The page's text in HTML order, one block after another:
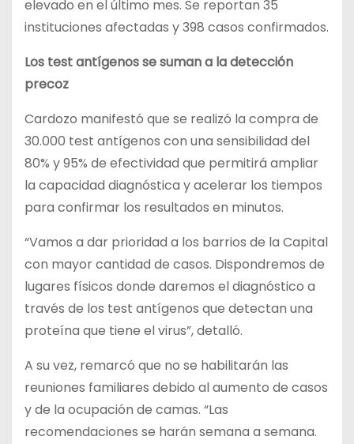
elevado en el último mes. Se reportan 35
instituciones afectadas y 398 casos confirmados.
Los test antígenos se suman a la detección
precoz
Cardozo manifestó que se realizó la compra de
30.000 test antígenos con una sensibilidad del
80% y 95% de efectividad que permitirá ampliar
la capacidad diagnóstica y acelerar los tiempos
para confirmar los resultados en minutos.
“Vamos a dar prioridad a los barrios de la Capital
con mayor cantidad de casos. Dispondremos de
lugares físicos donde daremos el diagnóstico a
través de los test antígenos que detectan una
proteína que tiene el virus”, detalló.
A su vez, remarcó que no se habilitarán las
reuniones familiares debido al aumento de casos
y de la ocupación de camas. “Las
recomendaciones se harán semana a semana.